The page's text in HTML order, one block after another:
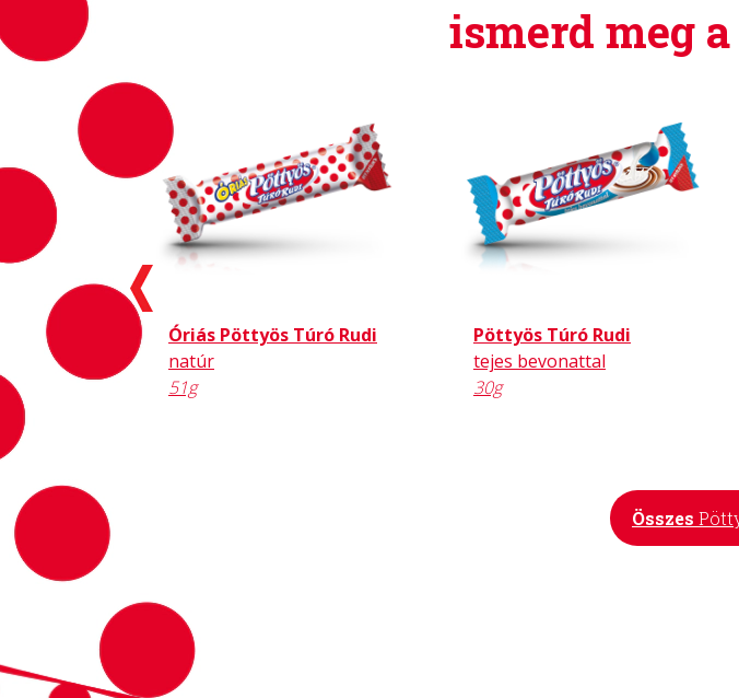
ismerd meg
Óriás Pöttyös Túró Rudi
natúr
51g
Pöttyös Túró Rudi
tejes bevonattal
30g
Összes